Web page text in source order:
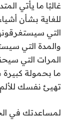
غالبًا ما يأتي
للغاية بشأن
التي
والمدة التي
المرات التي
ما بحمولة كبيرة
تهيئ نفسك
لمساعدتك في